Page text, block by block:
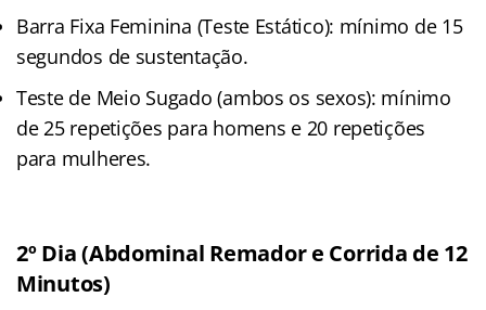
Barra Fixa Feminina (Teste Estático): mínimo de 15
segundos de sustentação.
Teste de Meio Sugado (ambos os sexos): mínimo
de 25 repetições para homens e 20 repetições
para mulheres.
2º Dia (Abdominal Remador e Corrida de 12
Minutos)